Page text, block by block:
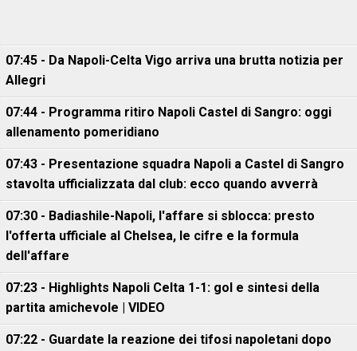
07:45 - Da Napoli-Celta Vigo arriva una brutta notizia per
Allegri
07:44 - Programma ritiro Napoli Castel di Sangro: oggi
allenamento pomeridiano
07:43 - Presentazione squadra Napoli a Castel di Sangro
stavolta ufficializzata dal club: ecco quando avverrà
07:30 - Badiashile-Napoli, l'affare si sblocca: presto
l'offerta ufficiale al Chelsea, le cifre e la formula
dell'affare
07:23 - Highlights Napoli Celta 1-1: gol e sintesi della
partita amichevole | VIDEO
07:22 - Guardate la reazione dei tifosi napoletani dopo